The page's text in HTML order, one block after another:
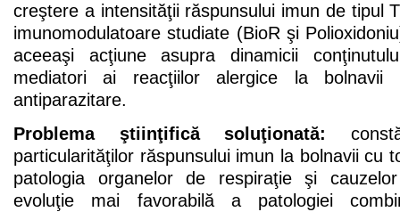
creştere a intensităţii răspunsului imun de tipul
imunomodulatoare studiate (BioR şi
aceeaşi acţiune asupra dinamicii
mediatori ai reacţiilor alergice la bolnavii
antiparazitare.
Problema ştiinţifică soluţionată:
particularităţilor răspunsului imun la bolnavii cu
patologia organelor de respiraţie şi
evoluţie mai favorabilă a patologiei